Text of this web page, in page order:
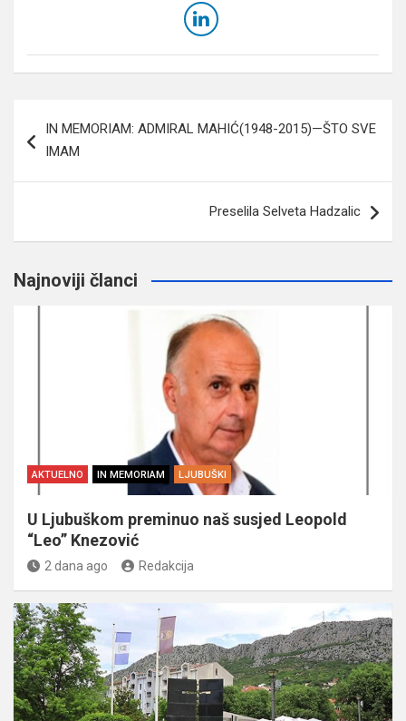
članaka
IN MEMORIAM: ADMIRAL MAHIĆ(1948-2015)—ŠTO SVE
IMAM
Preselila Selveta Hadzalic
Najnoviji članci
AKTUELNO IN MEMORIAM LJUBUŠKI
U Ljubuškom preminuo naš susjed Leopold
“Leo” Knezović
2 dana ago Redakcija